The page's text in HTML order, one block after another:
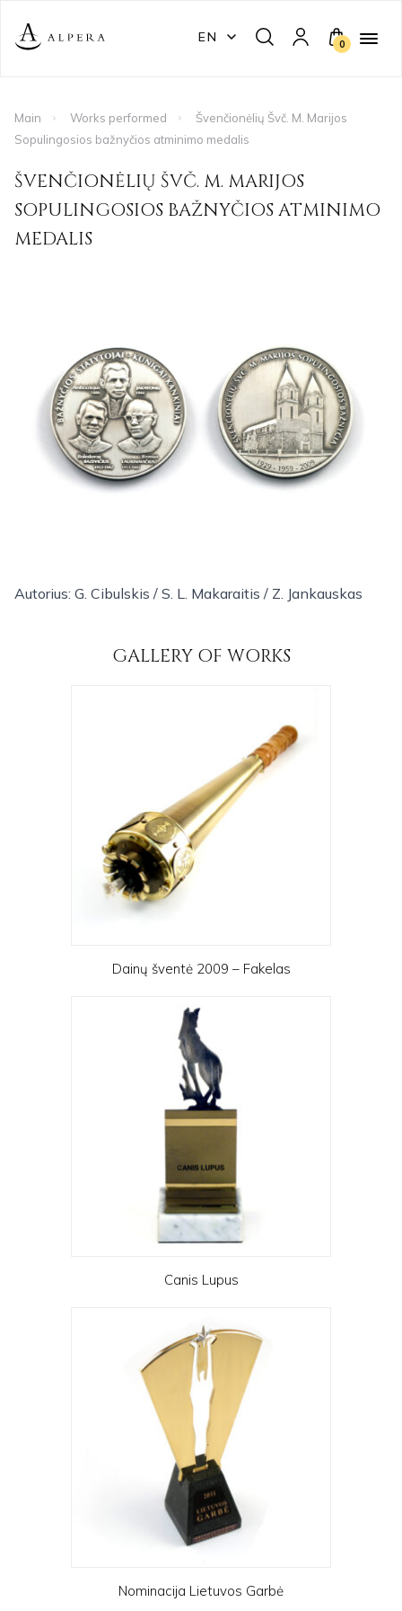
EN 0
Main Works performed
Švenčionėlių Švč. M. Marijos
Sopulingosios bažnyčios atminimo medalis
ŠVENČIONĖLIŲ ŠVČ. M. MARIJOS
SOPULINGOSIOS BAŽNYČIOS ATMINIMO
MEDALIS
Autorius: G. Cibulskis / S. L. Makaraitis / Z. Jankauskas
GALLERY OF WORKS
Dainų šventė 2009 – Fakelas
Canis Lupus
Nominacija Lietuvos Garbė